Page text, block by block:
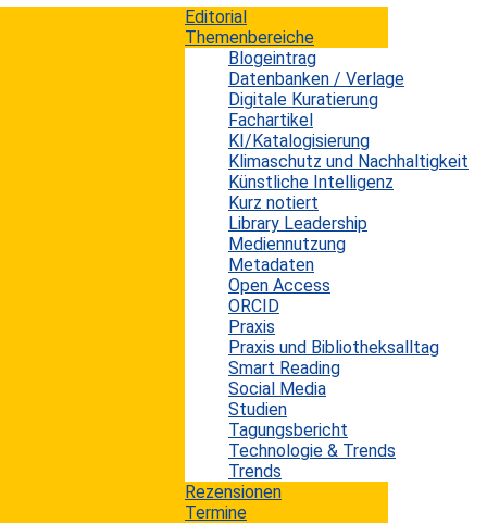
Editorial
Themenbereiche
Blogeintrag
Datenbanken / Verlage
Digitale Kuratierung
Fachartikel
KI/Katalogisierung
Klimaschutz und Nachhaltigkeit
Künstliche Intelligenz
Kurz notiert
Library Leadership
Mediennutzung
Metadaten
Open Access
ORCID
Praxis
Praxis und Bibliotheksalltag
Smart Reading
Social Media
Studien
Tagungsbericht
Technologie & Trends
Trends
Rezensionen
Termine
Programmiersprachen
Open Source Software weiter auf dem
Open Source hat einen ähnlichen ambivalenten Ruf wie
Open Access. Einerseits sehen viele die Vorteile von
frei zugänglichem Programmcode, respektive
wissenschaftlichen Fachartikeln. Auf der anderen Seite
stehen die Pessimisten oder Nörgler mit dem
vermeintlichen Totschlag-Argument "Was nichts
kostet, ist auch nichts wert!". Wobei dies in dieser
Absolutheit so oder so nicht stimmt. Open Source
heißt nicht automatisch kostenfrei, sondern genau
genommen nur, dass der Programmcode einsehbar ist...
Digital Natives in der Bibliothekswelt
12. Januar 2014